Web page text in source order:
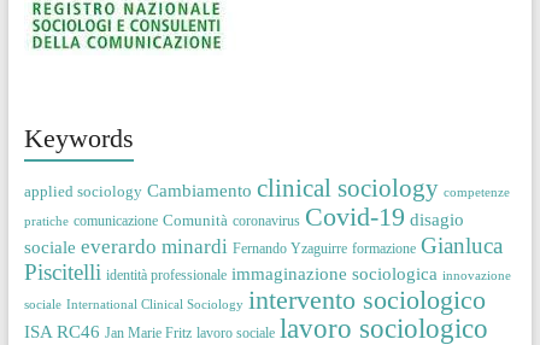
Keywords
applied sociology Cambiamento clinical sociology competenze
pratiche comunicazione Comunità coronavirus Covid-19 disagio
sociale everardo minardi Fernando Yzaguirre formazione Gianluca
Piscitelli identità professionale immaginazione sociologica innovazione
sociale International Clinical Sociology intervento sociologico
ISA RC46 Jan Marie Fritz lavoro sociale lavoro sociologico